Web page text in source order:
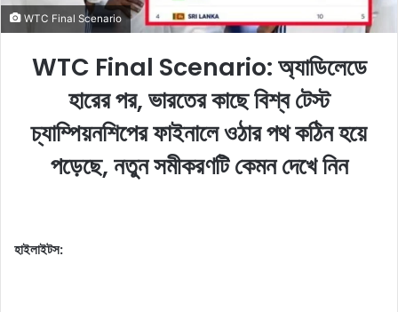
WTC Final Scenario
WTC Final Scenario: অ্যাডিলেডে
হারের পর, ভারতের কাছে বিশ্ব টেস্ট
চ্যাম্পিয়নশিপের ফাইনালে ওঠার পথ কঠিন হয়ে
পড়েছে, নতুন সমীকরণটি কেমন দেখে নিন
হাইলাইটস: